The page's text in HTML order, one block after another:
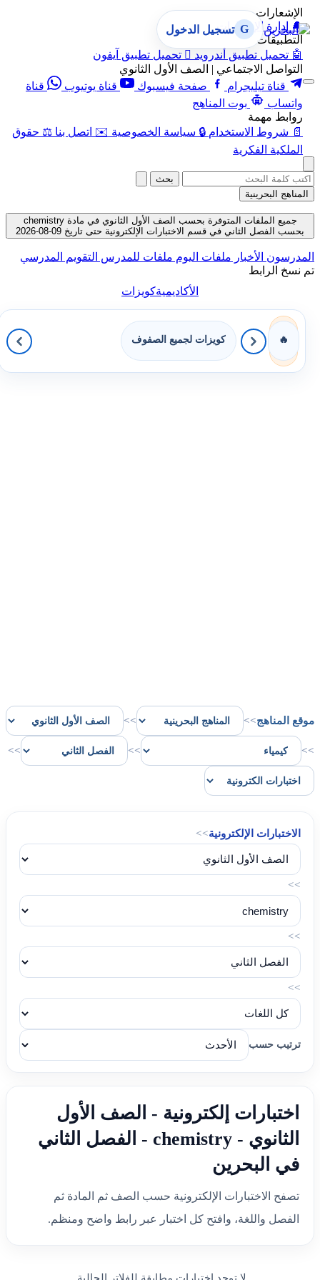
الإشعارات
🔔 إدارة الإشعارات
التطبيقات
🤖 تحميل تطبيق أندرويد  تحميل تطبيق آيفون
التواصل الاجتماعي | الصف الأول الثانوي
قناة تيليجرام
صفحة فيسبوك قناة يوتيوب
قناة
واتساب
بوت المناهج
روابط مهمة
📄 شروط الاستخدام 🔒 سياسة الخصوصية ✉️ اتصل بنا ⚖️ حقوق
الملكية الفكرية
G تسجيل الدخول
بحث
المناهج البحرينية
جميع الملفات المتوفرة بحسب الصف الأول الثانوي في مادة chemistry
بحسب الفصل الثاني في قسم الاختبارات الإلكترونية حتى تاريخ 09-08-2026
المدرسون الأخبار ملفات اليوم ملفات للمدرس التقويم المدرسي
تم نسخ الرابط
الأكاديميةكويزات
🔥 كويزات لجميع الصفوف
موقع المناهج>>
>>
>>
>>
>>
الاختبارات الإلكترونية>>
>>
>>
>>
ترتيب حسب
اختبارات إلكترونية - الصف الأول
الثانوي - chemistry - الفصل الثاني
في البحرين
تصفح الاختبارات الإلكترونية حسب الصف ثم المادة ثم
الفصل واللغة، وافتح كل اختبار عبر رابط واضح ومنظم.